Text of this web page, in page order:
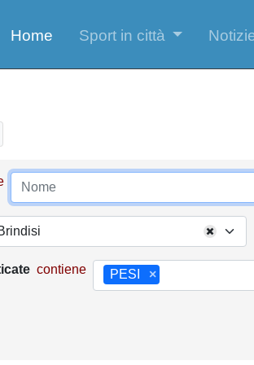
Home Sport in città
i risultatidi ricerca
contiene ×
PESI